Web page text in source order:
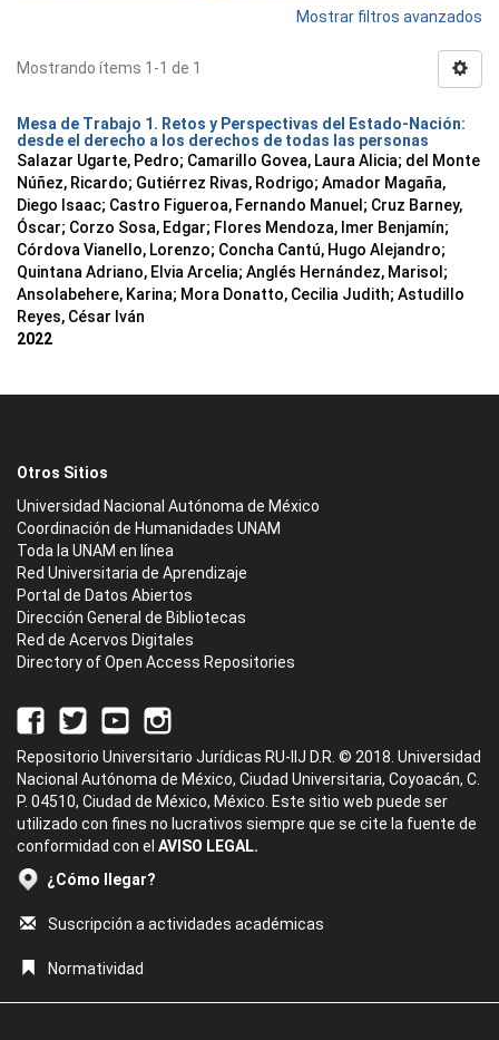
Mostrar filtros avanzados
Mostrando ítems 1-1 de 1
Mesa de Trabajo 1. Retos y Perspectivas del Estado-Nación:
desde el derecho a los derechos de todas las personas
Salazar Ugarte, Pedro; Camarillo Govea, Laura Alicia; del Monte
Núñez, Ricardo; Gutiérrez Rivas, Rodrigo; Amador Magaña,
Diego Isaac; Castro Figueroa, Fernando Manuel ; Cruz Barney,
Óscar; Corzo Sosa, Edgar; Flores Mendoza, Imer Benjamín;
Córdova Vianello, Lorenzo; Concha Cantú, Hugo Alejandro;
Quintana Adriano, Elvia Arcelia; Anglés Hernández, Marisol ;
Ansolabehere, Karina; Mora Donatto, Cecilia Judith; Astudillo
Reyes, César Iván
2022
Otros Sitios
Universidad Nacional Autónoma de México
Coordinación de Humanidades UNAM
Toda la UNAM en línea
Red Universitaria de Aprendizaje
Portal de Datos Abiertos
Dirección General de Bibliotecas
Red de Acervos Digitales
Directory of Open Access Repositories
Repositorio Universitario Jurídicas RU-IIJ D.R. © 2018. Universidad
Nacional Autónoma de México, Ciudad Universitaria, Coyoacán, C.
P. 04510, Ciudad de México, México. Este sitio web puede ser
utilizado con fines no lucrativos siempre que se cite la fuente de
conformidad con el AVISO LEGAL.
¿Cómo llegar?
Suscripción a actividades académicas
Normatividad